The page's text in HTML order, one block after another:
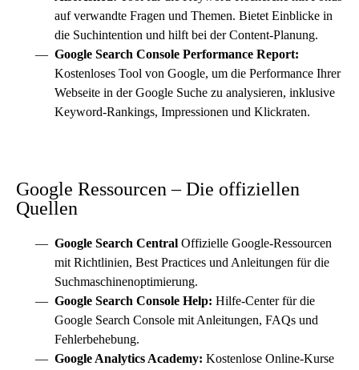
auf verwandte Fragen und Themen. Bietet Einblicke in
die Suchintention und hilft bei der Content-Planung.
Google Search Console Performance Report:
Kostenloses Tool von Google, um die Performance Ihrer
Webseite in der Google Suche zu analysieren, inklusive
Keyword-Rankings, Impressionen und Klickraten.
Google Ressourcen – Die offiziellen
Quellen
Google Search Central Offizielle Google-Ressourcen
mit Richtlinien, Best Practices und Anleitungen für die
Suchmaschinenoptimierung.
Google Search Console Help: Hilfe-Center für die
Google Search Console mit Anleitungen, FAQs und
Fehlerbehebung.
Google Analytics Academy: Kostenlose Online-Kurse